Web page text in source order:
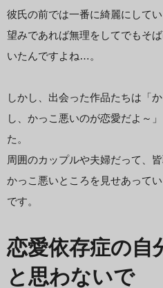
彼氏の前では一番に綺麗にして
望みであれば無理をしてでもそ
いたんですよね…。
しかし、出会った作品たちは「
し、かっこ悪いのが恋愛だよ～
た。
周囲のカップルや夫婦だって、
かっこ悪いところを見せあって
です。
恋愛依存症の自
と思わないで